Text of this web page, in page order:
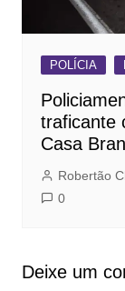
POLÍCIA
traficante
Casa
Robertão
0
Deixe um